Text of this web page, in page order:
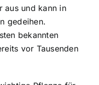
aus und kann in
gedeihen.
bekannten
vor Tausenden